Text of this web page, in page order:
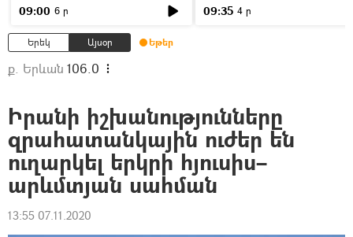
09:00 6 ր 09:35 4 ր
Երեկ Այսօր Եթեր
ք. Երևան 106.0
Իրանի իշխանությունները
զրահատանկային ուժեր են
ուղարկել երկրի հյուսիս–
արևմտյան սահման
13:55 07.11.2020